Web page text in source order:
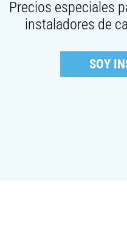
Precios especiales
instaladores de
SOY